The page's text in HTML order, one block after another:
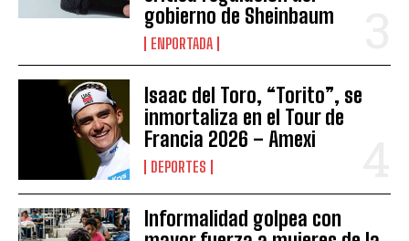
gobierno de Sheinbaum
ENPORTADA
Isaac del Toro, “Torito”, se
inmortaliza en el Tour de
Francia 2026 – Amexi
DEPORTES
Informalidad golpea con